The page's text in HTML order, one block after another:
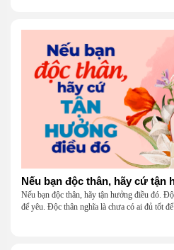
Nếu bạn độc thân, hãy tận hưởng điều đó.
để yêu. Độc thân nghĩa là chưa có ai đủ tốt